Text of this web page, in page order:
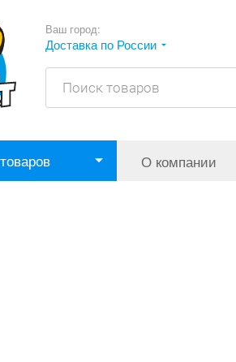
Ваш город:
Доставка по России
О компании